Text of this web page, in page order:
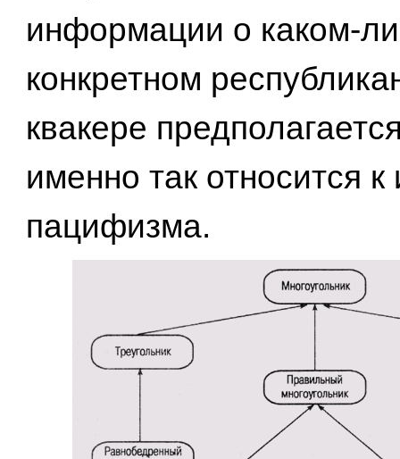
информации о каком-
конкретном
квакере
именно так относится
пацифизма.